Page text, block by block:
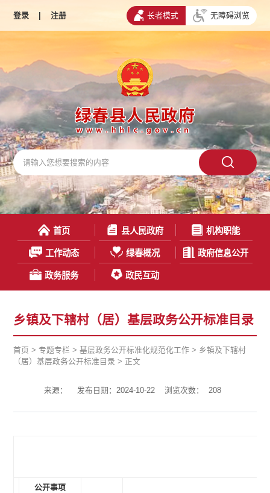
登录 | 注册 长者模式 无障碍浏览
首页 县人民政府 机构职能
工作动态 绿春概况 政府信息公开
政务服务 政民互动
乡镇及下辖村（居）基层政务公开标准目录
首页 >专题专栏 >基层政务公开标准化规范化工作 > 乡镇及下辖村
（居）基层政务公开标准目录 > 正文
来源： 发布日期：2024-10-22 浏览次数： 208
公开事项